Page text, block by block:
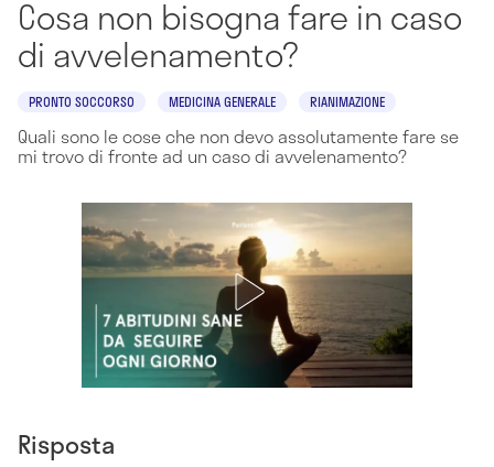
Cosa non bisogna fare in caso
di avvelenamento?
PRONTO SOCCORSO MEDICINA GENERALE RIANIMAZIONE
Quali sono le cose che non devo assolutamente fare se
mi trovo di fronte ad un caso di avvelenamento?
Risposta